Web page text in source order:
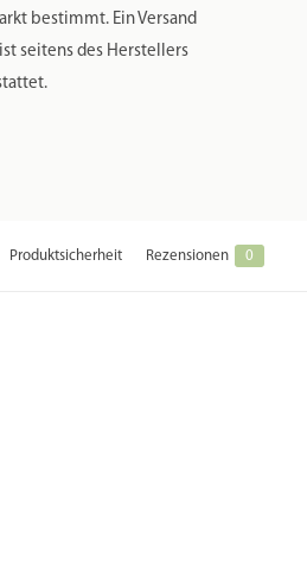
bestimmt. Ein Versand
seitens des Herstellers
Produktsicherheit Rezensionen 0